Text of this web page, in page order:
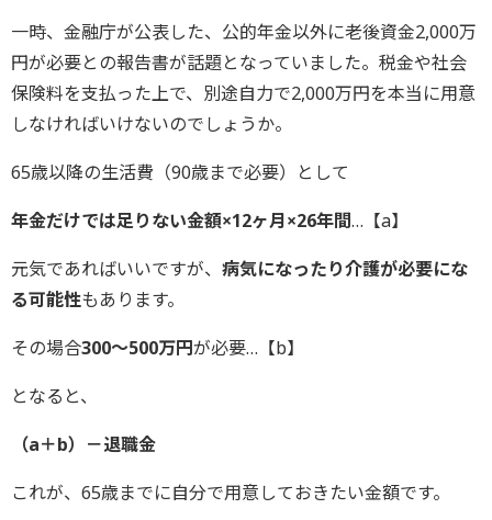
一時、金融庁が公表した、公的年金以外に老後資金2,000万
円が必要との報告書が話題となっていました。税金や社会
保険料を支払った上で、別途自力で2,000万円を本当に用意
しなければいけないのでしょうか。
65歳以降の生活費（90歳まで必要）として
年金だけでは足りない金額×12ヶ月×26年間…【a】
元気であればいいですが、 病気になったり介護が必要にな
る可能性もあります。
その場合300～500万円が必要…【b】
となると、
（a＋b）－退職金
これが、65歳までに自分で用意しておきたい金額です。